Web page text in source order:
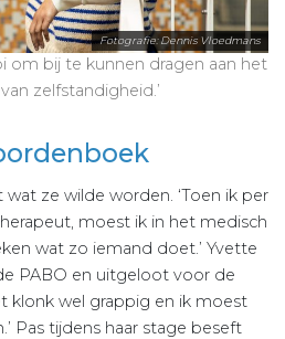
Fotografie: Dennis Vloedmans
om bij te kunnen dragen aan het
zelfstandigheid.’
ze wilde worden. ‘Toen ik per
moest ik in het medisch
wat zo iemand doet.’ Yvette
PABO en uitgeloot voor de
klonk wel grappig en ik moest
Pas tijdens haar stage beseft